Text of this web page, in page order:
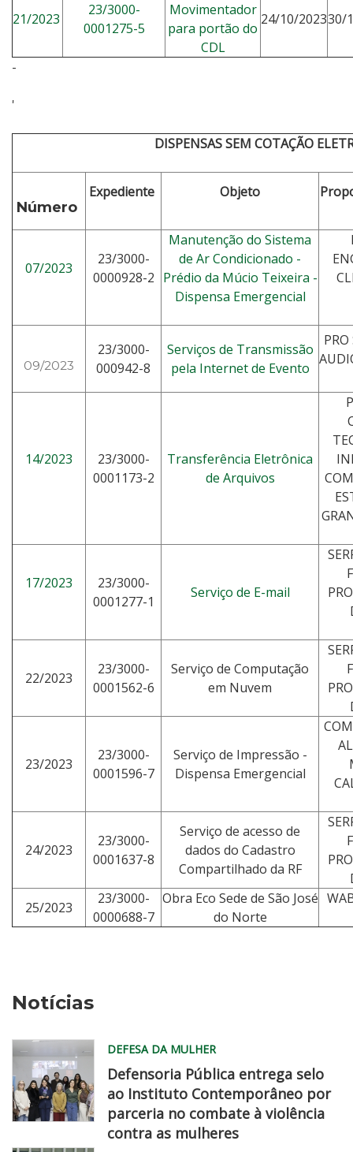
21/2023
23/3000-
0001275-5
Movimentador
para portão do
CDL
24/10/202330/
-
'
DISPENSAS SEM COTAÇÃO
Número
Expediente Objeto
07/2023
23/3000-
0000928-2
Manutenção do Sistema
de Ar Condicionado -
Prédio da Múcio Teixeira -
Dispensa Emergencial
09/2023
23/3000-
000942-8
Serviços de Transmissão
pela Internet de Evento
14/2023
23/3000-
0001173-2
Transferência Eletrônica
de Arquivos
17/2023
23/3000-
0001277-1
Serviço de E-mail
22/2023
23/3000-
0001562-6
Serviço de Computação
em Nuvem
23/2023
23/3000-
0001596-7
Serviço de Impressão -
Dispensa Emergencial
24/2023
23/3000-
0001637-8
Serviço de acesso de
dados do Cadastro
Compartilhado da RF
25/2023
23/3000-
0000688-7
Obra Eco Sede de São José
do Norte
Notícias
DEFESA DA MULHER
Defensoria Pública entrega selo
ao Instituto Contemporâneo por
parceria no combate à violência
contra as mulheres